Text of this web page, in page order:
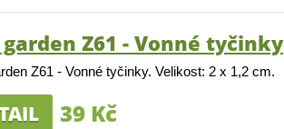
Z61 - Vonné tyčinky
Z61 - Vonné tyčinky. Velikost: 2 x 1,2 cm.
39 Kč